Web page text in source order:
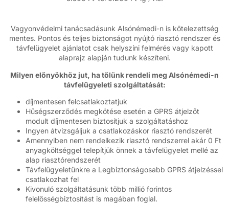
Vagyonvédelmi tanácsadásunk Alsónémedi-n is kötelezettség
mentes. Pontos és teljes biztonságot nyújtó riasztó rendszer és
távfelügyelet ajánlatot csak helyszíni felmérés vagy kapott
alaprajz alapján tudunk készíteni.
Milyen előnyökhöz jut, ha tőlünk rendeli meg Alsónémedi-n
távfelügyeleti szolgáltatását:
díjmentesen felcsatlakoztatjuk
Hűségszerződés megkötése esetén a GPRS átjelzőt
modult díjmentesen biztosítjuk a szolgáltatáshoz
Ingyen átvizsgáljuk a csatlakozáskor riasztó rendszerét
Amennyiben nem rendelkezik riasztó rendszerrel akár 0 Ft
anyagköltséggel telepítjük önnek a távfelügyelet mellé az
alap riasztórendszerét
Távfelügyeletünkre a Legbiztonságosabb GPRS átjelzéssel
csatlakozhat fel
Kivonuló szolgáltatásunk több millió forintos
felelősségbiztosítást is magában foglal.